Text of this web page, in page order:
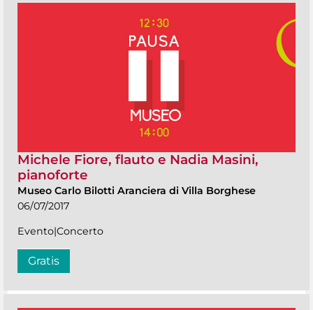
Michele Fiore, flauto e Nadia Masini,
pianoforte
Museo Carlo Bilotti Aranciera di Villa Borghese
06/07/2017
Evento|Concerto
Gratis